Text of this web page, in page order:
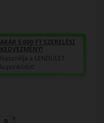
AKÁR 5.000 FT SZERELÉSI
KEDVEZMÉNY!
Használja a LENDÜLET
kuponkódot!